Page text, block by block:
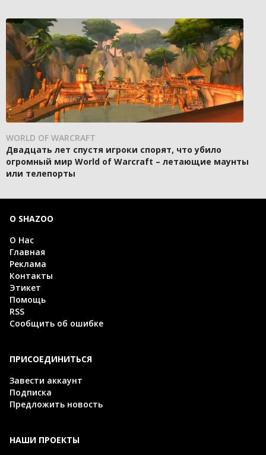
WORLD OF WARCRAFT
Двадцать лет спустя игроки спорят, что убило
огромный мир World of Warcraft – летающие маунты
или телепорты
О SHAZOO
О Нас
Главная
Реклама
Контакты
Этикет
Помощь
RSS
Сообщить об ошибке
ПРИСОЕДИНИТЬСЯ
Завести аккаунт
Подписка
Предложить новость
НАШИ ПРОЕКТЫ